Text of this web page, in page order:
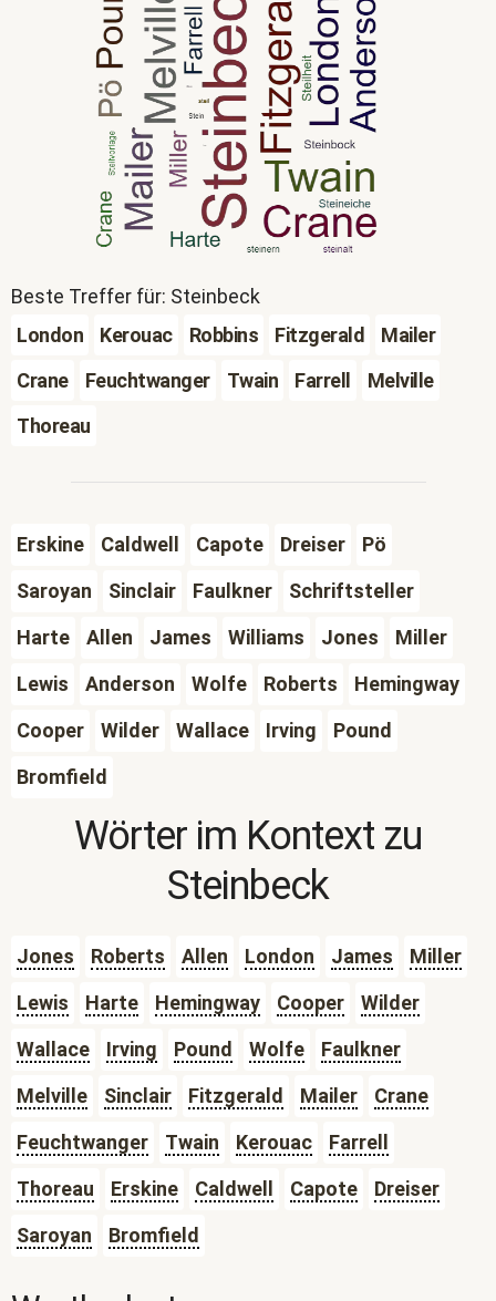
Beste Treffer für: Steinbeck
London
Kerouac Robbins Fitzgerald
Mailer
Crane
Feuchtwanger Twain Farrell
Melville
Thoreau
Erskine Caldwell Capote Dreiser
Pö
Saroyan
Sinclair Faulkner
Schriftsteller
Harte
Allen James Williams Jones
Miller
Lewis
Anderson Wolfe Roberts
Hemingway
Cooper
Wilder Wallace Irving
Pound
Bromfield
Wörter im Kontext zu
Steinbeck
Jones Roberts Allen London James
Miller
Lewis
Harte Hemingway Cooper
Wilder
Wallace
Irving Pound Wolfe
Faulkner
Melville
Sinclair Fitzgerald Mailer
Crane
Feuchtwanger
Twain Kerouac
Farrell
Thoreau
Erskine Caldwell Capote
Dreiser
Saroyan
Bromfield